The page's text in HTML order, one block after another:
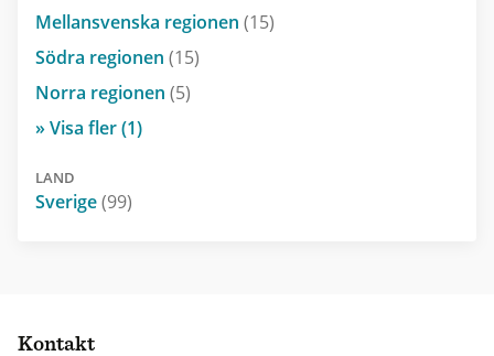
Mellansvenska regionen (15)
Södra regionen (15)
Norra regionen (5)
» Visa fler (1)
LAND
Sverige(99)
Kontakt